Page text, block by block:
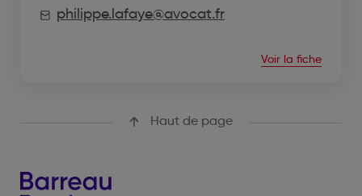
philippe.lafaye@avocat.fr
Voir la fiche
Haut de page